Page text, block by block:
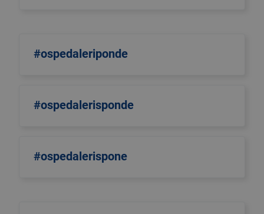
#ospedaleriponde
#ospedalerisponde
#ospedalerispone